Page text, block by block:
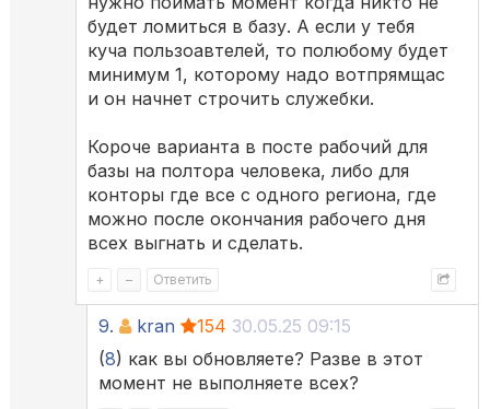
будет ломиться в базу. А если у тебя
куча пользоавтелей, то полюбому будет
минимум 1, которому надо вотпрямщас
и он начнет строчить служебки.
Короче варианта в посте рабочий для
базы на полтора человека, либо для
конторы где все с одного региона, где
можно после окончания рабочего дня
всех выгнать и сделать.
+ – Ответить
9. kran 154 30.05.25 09:15
(8) как вы обновляете? Разве в этот
момент не выполняете всех?